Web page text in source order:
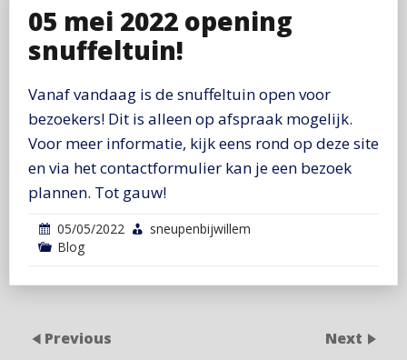
05 mei 2022 opening
snuffeltuin!
Vanaf vandaag is de snuffeltuin open voor
bezoekers! Dit is alleen op afspraak mogelijk.
Voor meer informatie, kijk eens rond op deze site
en via het contactformulier kan je een bezoek
plannen. Tot gauw!
05/05/2022
sneupenbijwillem
Blog
Previous Next